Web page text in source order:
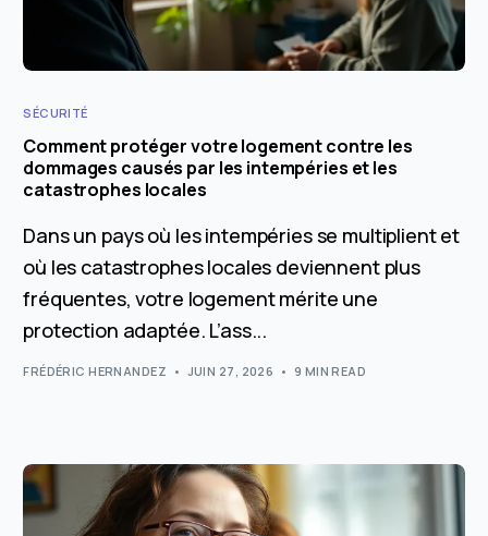
SÉCURITÉ
Comment protéger votre logement contre les
dommages causés par les intempéries et les
catastrophes locales
Dans un pays où les intempéries se multiplient et
où les catastrophes locales deviennent plus
fréquentes, votre logement mérite une
protection adaptée. L’ass...
FRÉDÉRIC HERNANDEZ JUIN 27, 2026 9 MIN READ